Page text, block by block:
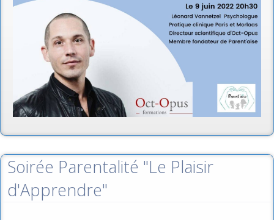
Soirée Parentalité "Le Plaisir
d'Apprendre"